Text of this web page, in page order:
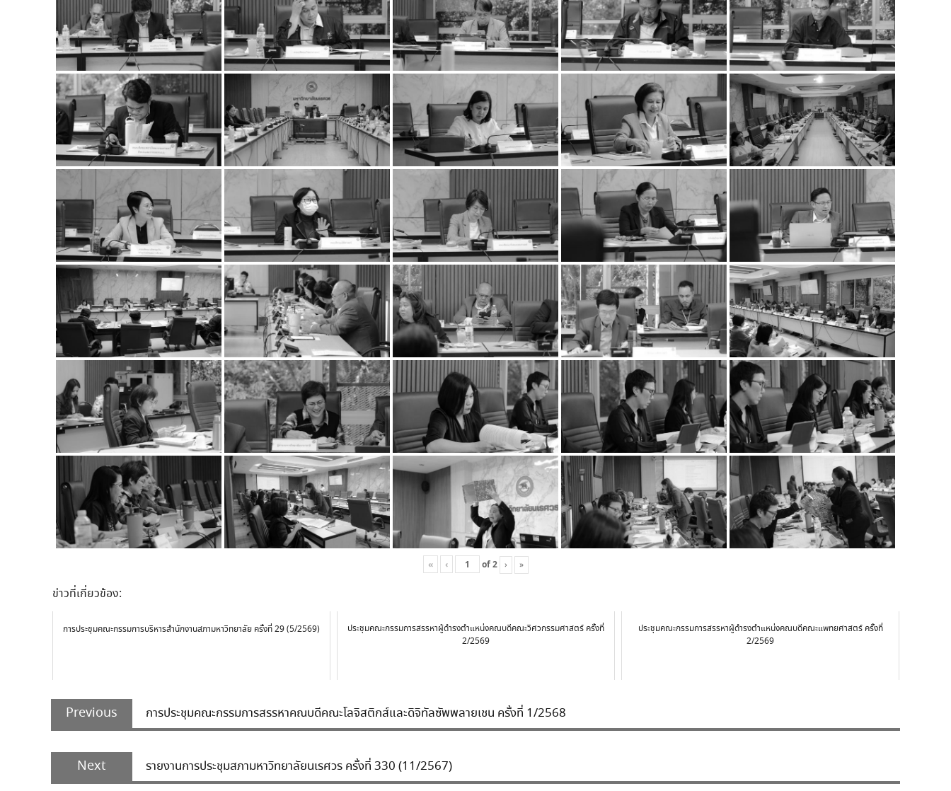
« ‹ of2 › »
ข่าวที่เกี่ยวข้อง:
การประชุมคณะกรรมการบริหารสำนักงานสภามหาวิทยาลัย ครั้งที่ 29 (5/2569)
ประชุมคณะกรรมการสรรหาผู้ดำรงตำแหน่งคณบดีคณะวิศวกรรมศาสตร์ ครั้งที่
2/2569
ประชุมคณะกรรมการสรรหาผู้ดำรงตำแหน่งคณบดีคณะแพทยศาสตร์ ครั้งที่
2/2569
Post
navigation
Previous
Previous
post:
การประชุมคณะกรรมการสรรหาคณบดีคณะโลจิสติกส์และดิจิทัลซัพพลายเชน ครั้งที่ 1/2568
Next
Next
post:
รายงานการประชุมสภามหาวิทยาลัยนเรศวร ครั้งที่ 330 (11/2567)